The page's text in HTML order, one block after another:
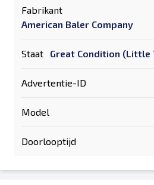
Fabrikant
American Baler Company
Staat Great Condition (Little
Advertentie-ID
Model
Doorlooptijd